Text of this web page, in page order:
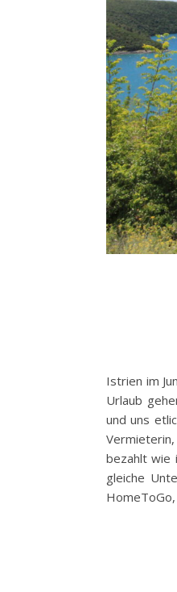
Istrien im
Urlaub
und uns
bezahlt wie
gleiche
HomeToGo,